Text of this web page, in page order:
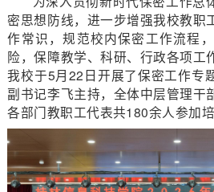
密思想防线，进一步增强我校教职
作常识，规范校内保密工作流程
险，保障教学、科研、行政各项工
我校于5月22日开展了保密工作专
副书记李飞主持，全体中层管理干
各部门教职工代表共180余人参加培